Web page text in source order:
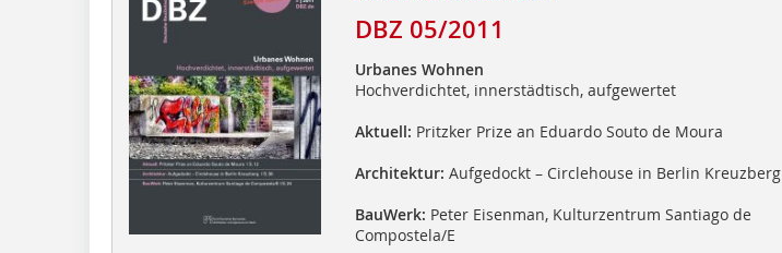
DBZ 05/2011
Urbanes Wohnen
Hochverdichtet, innerstädtisch, aufgewertet
Aktuell: Pritzker Prize an Eduardo Souto de Moura
Architektur: Aufgedockt – Circlehouse in Berlin Kreuzberg
BauWerk: Peter Eisenman, Kulturzentrum Santiago de
Compostela/E